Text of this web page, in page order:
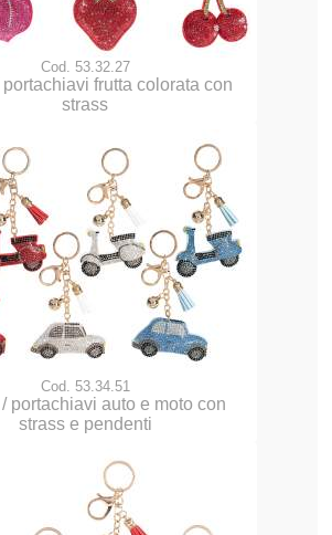
Cod. 53.32.27
portachiavi frutta colorata con
strass
Cod. 53.34.51
portachiavi auto e moto con
strass e pendenti